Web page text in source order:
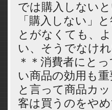
では購入しない
「購入しない」
とがなくても、
い、そうでなけ
＊＊消費者にと
い商品の効用も
と言って商品カ
客は買うのをや